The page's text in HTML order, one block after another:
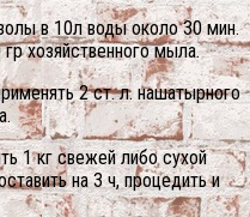
в 10л воды около 30 мин.
хозяйственного мыла.
2 ст. л. нашатырного
1 кг свежей либо сухой
на 3 ч, процедить и